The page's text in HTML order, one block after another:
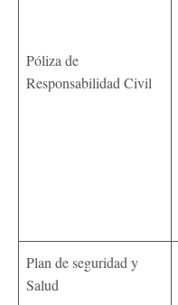
Póliza de
Responsabilidad Civil
Plan de seguridad y
Salud